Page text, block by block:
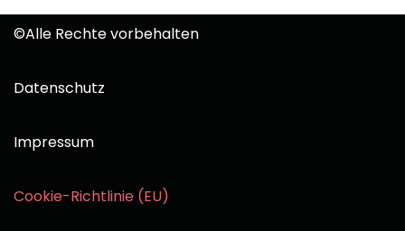
©Alle Rechte vorbehalten
Datenschutz
Impressum
Cookie-Richtlinie (EU)